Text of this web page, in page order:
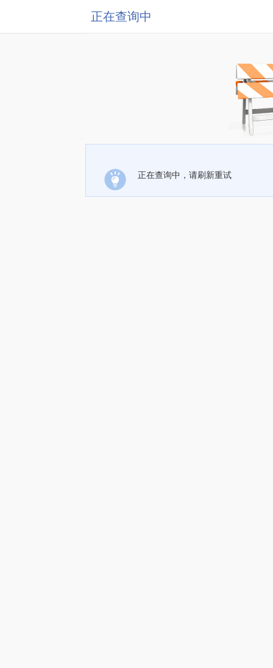
正在查询中
正在查询中，请刷新重试